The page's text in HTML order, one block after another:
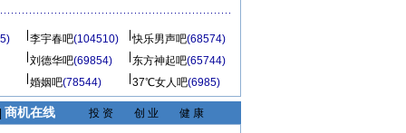
李宇春吧(104510) 快乐男声吧(68574)
刘德华吧(69854) 东方神起吧(65744)
婚姻吧(78544) 37℃女人吧(6985)
商机在线 投 资 创 业 健 康